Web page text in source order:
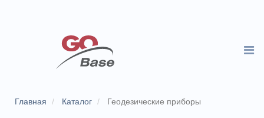
Главная Каталог Геодезические приборы